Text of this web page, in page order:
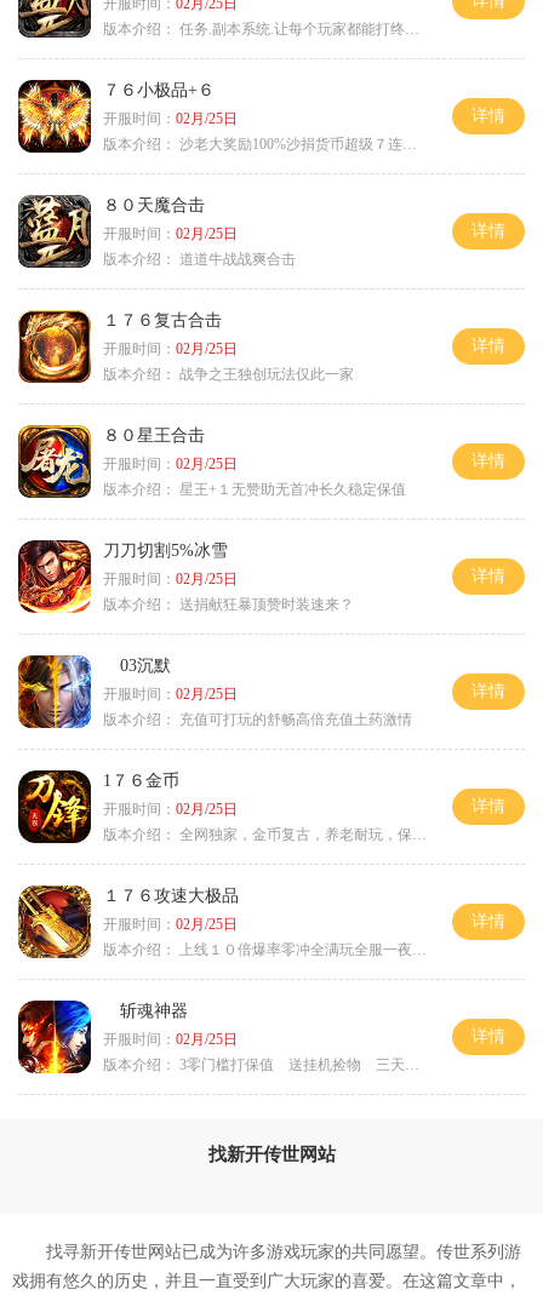
版本介绍： 任务.副本系统.让每个玩家都能打终极BOSS
７６小极品+６
开服时间： 02月/25日
版本介绍： 沙老大奖励100%沙捐货币超级７连鞭尸
详情
８０天魔合击
开服时间： 02月/25日
版本介绍： 道道牛战战爽合击
详情
１７６复古合击
开服时间： 02月/25日
版本介绍： 战争之王独创玩法仅此一家
详情
８０星王合击
开服时间： 02月/25日
版本介绍： 星王+１无赞助无首冲长久稳定保值
详情
刀刀切割5%冰雪
开服时间： 02月/25日
版本介绍： 送捐献狂暴顶赞时装速来？
详情
03沉默
开服时间： 02月/25日
版本介绍：
充值可打玩的舒畅高倍充值土药激情
详情
1７６金币
开服时间： 02月/25日
版本介绍： 全网独家，金币复古，养老耐玩，保底回収
详情
１７６攻速大极品
开服时间： 02月/25日
版本介绍：
上线１０倍爆率零冲全满玩全服一夜终极
详情
斩魂神器
开服时间： 02月/25日
版本介绍： 3零门槛打保值 送挂机捡物 三天合区
详情
找新开传世网站
找寻新开传世网站已成为许多游戏玩家的共同愿望。传世系列游
戏拥有悠久的历史，并且一直受到广大玩家的喜爱。在这篇文章中，